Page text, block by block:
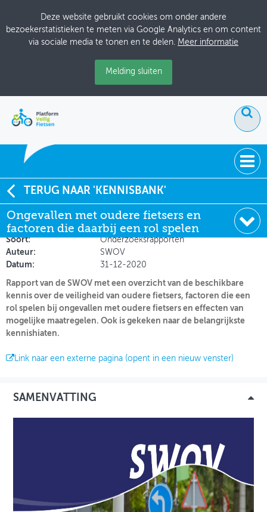
Deze website gebruikt cookies om onder andere
bezoekerstatistieken te meten via Google Analytics en om content
via sociale media te tonen en te delen. Meer informatie
Melding sluiten
ACTUEEL
DOSSIERS
BIJEENKOMSTEN
ONTWERPERSCAFÉ
INLOGGEN
TERUG NAAR 'KENNISBANK'
Ongevallen met oudere fietsers en
factoren die daarbij een rol spelen
Ongevallen met oudere fietsers en factoren die daarbij
een rol spelen
Soort:
Onderzoeksrapporten
Auteur:
SWOV
Datum:
31-12-2020
Rapport van de SWOV met een overzicht van de beschikbare
kennis over de veiligheid van oudere fietsers, factoren die een
rol spelen bij ongevallen met oudere fietsers en effecten van
mogelijke maatregelen. Ook is gekeken naar de belangrijkste
kennishiaten.
Link naar een externe pagina (opent in een nieuw venster)
SAMENVATTING